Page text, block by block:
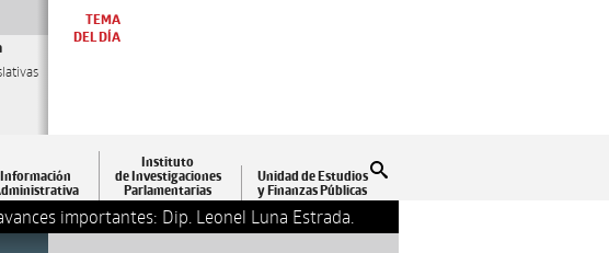
TEMA
DEL DÍA
Información
Instituto
de Investigaciones
Parlamentarias
Unidad de Estudios
y Finanzas Públicas
importantes: Dip. Leonel Luna Estrada.